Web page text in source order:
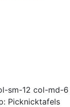
sm-12 col-md-
Picknicktafels